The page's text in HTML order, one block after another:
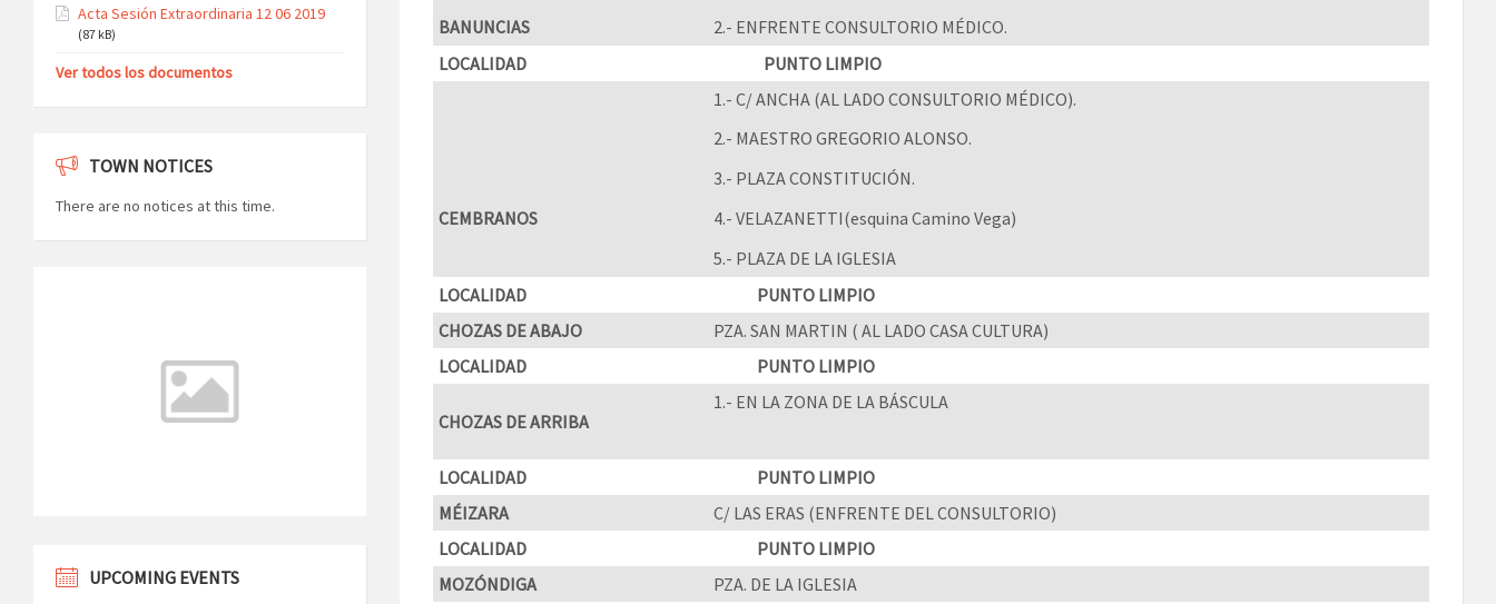
BANUNCIAS
2.- ENFRENTE CONSULTORIO MÉDICO.
LOCALIDAD
PUNTO LIMPIO
CEMBRANOS
1.- C/ ANCHA (AL LADO CONSULTORIO MÉDICO).
2.- MAESTRO GREGORIO ALONSO.
3.- PLAZA CONSTITUCIÓN.
4.- VELAZANETTI(esquina Camino Vega)
5.- PLAZA DE LA IGLESIA
LOCALIDAD
PUNTO LIMPIO
CHOZAS DE ABAJO
PZA. SAN MARTIN ( AL LADO CASA CULTURA)
LOCALIDAD
PUNTO LIMPIO
CHOZAS DE ARRIBA
1.- EN LA ZONA DE LA BÁSCULA
LOCALIDAD
PUNTO LIMPIO
MÉIZARA
C/ LAS ERAS (ENFRENTE DEL CONSULTORIO)
LOCALIDAD
PUNTO LIMPIO
MOZÓNDIGA
PZA. DE LA IGLESIA
Acta Sesión Extraordinaria 12 06 2019
(87 kB)
Ver todos los documentos
TOWN NOTICES
There are no notices at this time.
UPCOMING EVENTS